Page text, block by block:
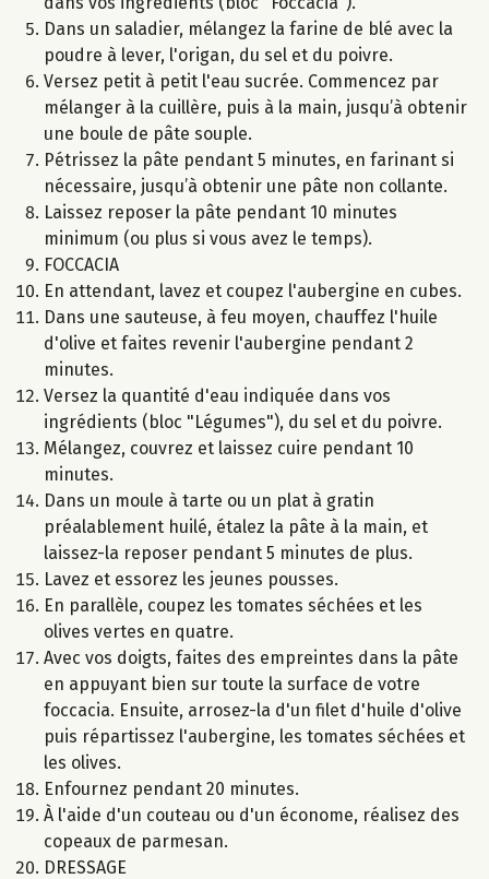
Dans un saladier, mélangez la farine de blé avec la
poudre à lever, l'origan, du sel et du poivre.
Versez petit à petit l'eau sucrée. Commencez par
mélanger à la cuillère, puis à la main, jusqu’à obtenir
une boule de pâte souple.
Pétrissez la pâte pendant 5 minutes, en farinant si
nécessaire, jusqu’à obtenir une pâte non collante.
Laissez reposer la pâte pendant 10 minutes
minimum (ou plus si vous avez le temps).
FOCCACIA
En attendant, lavez et coupez l'aubergine en cubes.
Dans une sauteuse, à feu moyen, chauffez l'huile
d'olive et faites revenir l'aubergine pendant 2
minutes.
Versez la quantité d'eau indiquée dans vos
ingrédients (bloc "Légumes"), du sel et du poivre.
Mélangez, couvrez et laissez cuire pendant 10
minutes.
Dans un moule à tarte ou un plat à gratin
préalablement huilé, étalez la pâte à la main, et
laissez-la reposer pendant 5 minutes de plus.
Lavez et essorez les jeunes pousses.
En parallèle, coupez les tomates séchées et les
olives vertes en quatre.
Avec vos doigts, faites des empreintes dans la pâte
en appuyant bien sur toute la surface de votre
foccacia. Ensuite, arrosez-la d'un filet d'huile d'olive
puis répartissez l'aubergine, les tomates séchées et
les olives.
Enfournez pendant 20 minutes.
À l'aide d'un couteau ou d'un économe, réalisez des
copeaux de parmesan.
DRESSAGE